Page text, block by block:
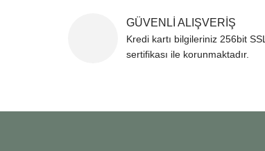
GÜVENLİ ALIŞVERİŞ
Kredi kartı bilgileriniz 256bit SSL
sertifikası ile korunmaktadır.